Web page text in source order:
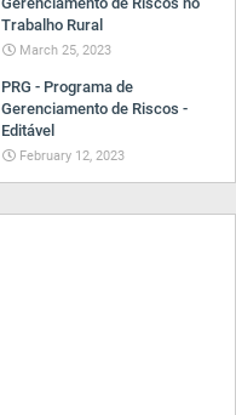
Trabalho Rural
March 25, 2023
PRG - Programa de
Gerenciamento de Riscos -
Editável
February 12, 2023